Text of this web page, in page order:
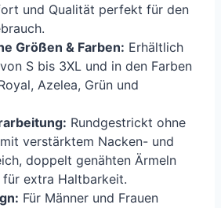
und Qualität perfekt für den
Größen & Farben: Erhältlich
S bis 3XL und in den Farben
Azelea, Grün und
Rundgestrickt ohne
verstärktem Nacken- und
doppelt genähten Ärmeln
für extra Haltbarkeit.
Für Männer und Frauen